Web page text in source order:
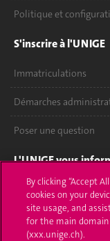
Politique et
S'inscrire à l'UNIGE
Immatriculations
Démarches
Poser une question
L'UNIGE vous
UNIGE Mobile
Médias
By clicking “Accept
cookies on your
site usage, and
for the main
(xxx.unige.ch).